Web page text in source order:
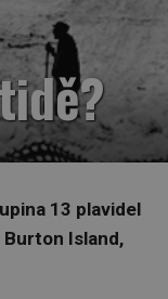
13 plavidel
Burton Island,